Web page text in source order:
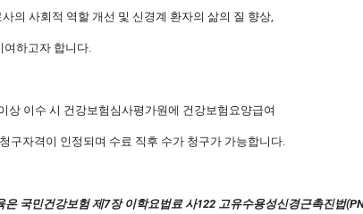
의 사회적 역할 개선 및 신경계 환자의 삶의 질 향상,
여하고자 합니다.
상 이수 시 건강보험심사평가원에 건강보험요양급여
구자격이 인정되며 수료 직후 수가 청구가 가능합니다.
국민건강보험 제7장 이학요법료 사122 고유수용성신경근촉진법